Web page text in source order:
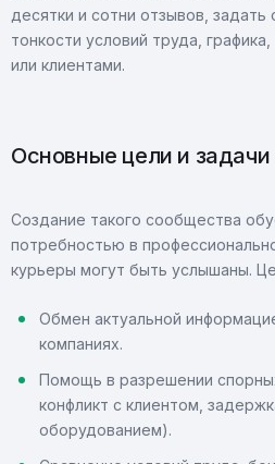
десятки и сотни отзывов, задать
тонкости условий труда,
или клиентами.
Основные цели и задачи
Создание такого сообщества
потребностью в
курьеры могут быть услышаны.
Обмен актуальной
компаниях.
Помощь в разрешении
конфликт с клиентом,
оборудованием).